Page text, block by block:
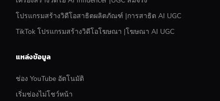
โปรแกรมสร้างวิดีโอสาธิตผลิตภัณฑ์ |การสาธิต AI UGC
TikTok โปรแกรมสร้างวิดีโอโฆษณา |โฆษณา AI UGC
แหล่งข้อมูล
ช่อง YouTube อัตโนมัติ
เริ่มช่องไม่โชว์หน้า